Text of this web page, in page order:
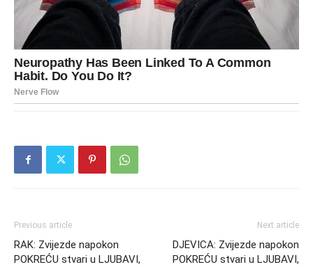
Previous article
RAK: Zvijezde napokon
POKREĆU stvari u LJUBAVI,
Next article
DJEVICA: Zvijezde napokon
POKREĆU stvari u LJUBAVI,